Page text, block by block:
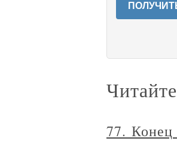
77. Конец